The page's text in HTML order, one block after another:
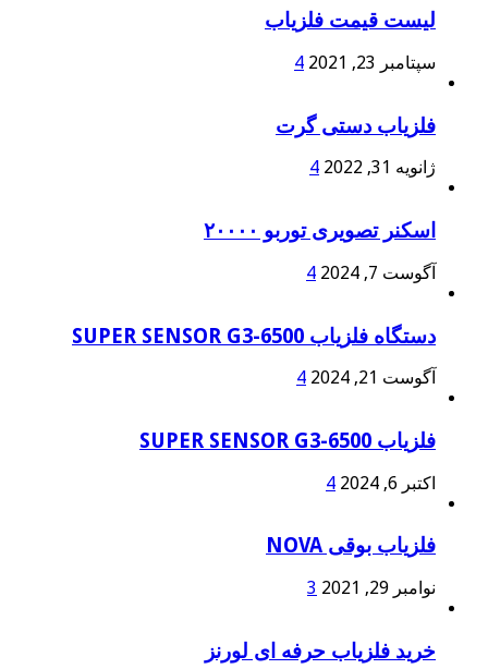
لیست قیمت فلزیاب
سپتامبر 23, 2021 4
فلزیاب دستی گرت
ژانویه 31, 2022 4
اسکنر تصویری توربو ۲۰۰۰۰
آگوست 7, 2024 4
دستگاه فلزیاب SUPER SENSOR G3-6500
آگوست 21, 2024 4
فلزیاب SUPER SENSOR G3-6500
اکتبر 6, 2024 4
فلزیاب بوقی NOVA
نوامبر 29, 2021 3
خرید فلزیاب حرفه ای لورنز